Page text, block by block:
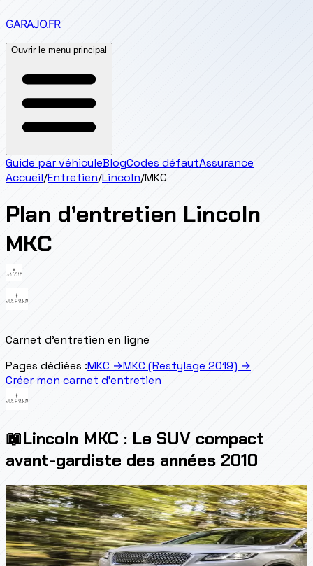
GARAJO.FR
Ouvrir le menu principal
Guide par véhiculeBlogCodes défautAssurance
Accueil/Entretien/Lincoln/MKC
Plan d’entretien Lincoln
MKC
Carnet d'entretien en ligne
Pages dédiées :MKC →MKC (Restylage 2019) →
Créer mon carnet d'entretien
📖Lincoln MKC : Le SUV compact
avant-gardiste des années 2010